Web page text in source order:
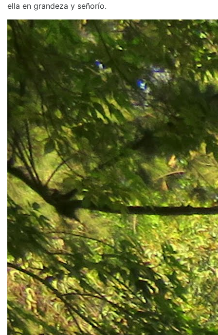
ella en grandeza y señorío.